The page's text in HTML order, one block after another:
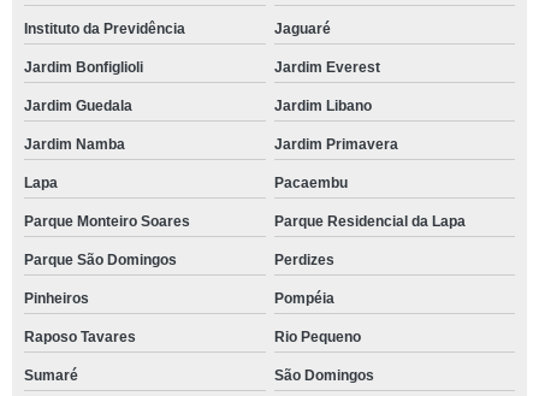
Instituto da Previdência Jaguaré
Jardim Bonfiglioli Jardim Everest
Jardim Guedala Jardim Libano
Jardim Namba Jardim Primavera
Lapa Pacaembu
Parque Monteiro Soares Parque Residencial da Lapa
Parque São Domingos Perdizes
Pinheiros Pompéia
Raposo Tavares Rio Pequeno
Sumaré São Domingos